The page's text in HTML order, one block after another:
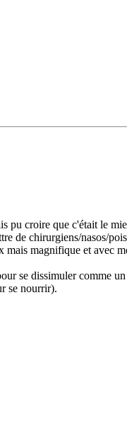
pu croire que c'était le
de chirurgiens/nasos/
magnifique et avec
se dissimuler comme
se nourrir).